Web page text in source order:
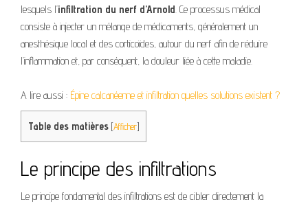
lesquels l’infiltration du nerf d’Arnold. Ce processus médical
consiste à injecter un mélange de médicaments, généralement un
anesthésique local et des corticoïdes, autour du nerf afin de réduire
l’inflammation et, par conséquent, la douleur liée à cette maladie.
A lire aussi : Épine calcanéenne et infiltration quelles solutions existent ?
Table des matières [Afficher]
Le principe des infiltrations
Le principe fondamental des infiltrations est de cibler directement la